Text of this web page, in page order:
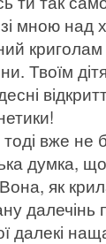
зі мною
криголам
Твоїм
вже не
думка,
як
далечінь
далекі